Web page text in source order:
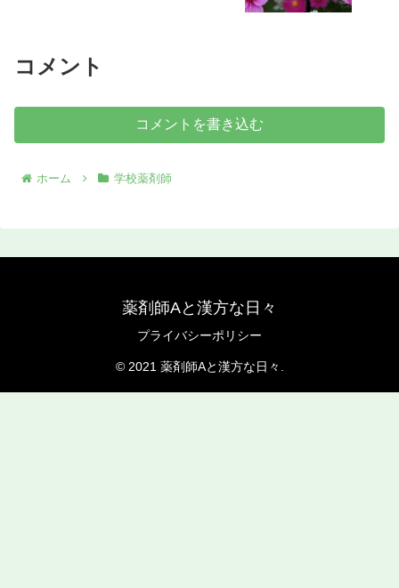
コメント
コメントを書き込む
ホーム 学校薬剤師
薬剤師Aと漢方な日々
プライバシーポリシー
© 2021 薬剤師Aと漢方な日々.